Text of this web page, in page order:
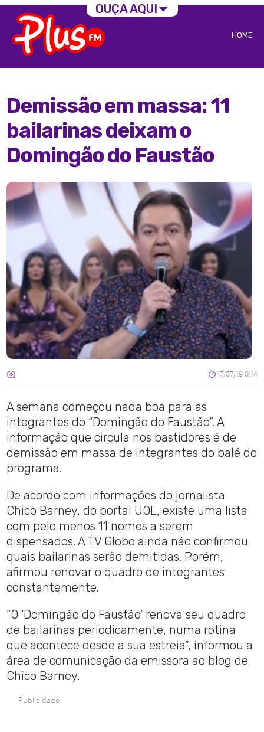
HOME
Demissão em massa: 11
bailarinas deixam o
Domingão do Faustão
17/07/19 0:14
A semana começou nada boa para as
integrantes do “Domingão do Faustão”. A
informação que circula nos bastidores é de
demissão em massa de integrantes do balé do
programa.
De acordo com informações do jornalista
Chico Barney, do portal UOL, existe uma lista
com pelo menos 11 nomes a serem
dispensados. A TV Globo ainda não confirmou
quais bailarinas serão demitidas. Porém,
afirmou renovar o quadro de integrantes
constantemente.
“O ‘Domingão do Faustão’ renova seu quadro
de bailarinas periodicamente, numa rotina
que acontece desde a sua estreia”, informou a
área de comunicação da emissora ao blog de
Chico Barney.
Publicidade
OUÇA AQUI